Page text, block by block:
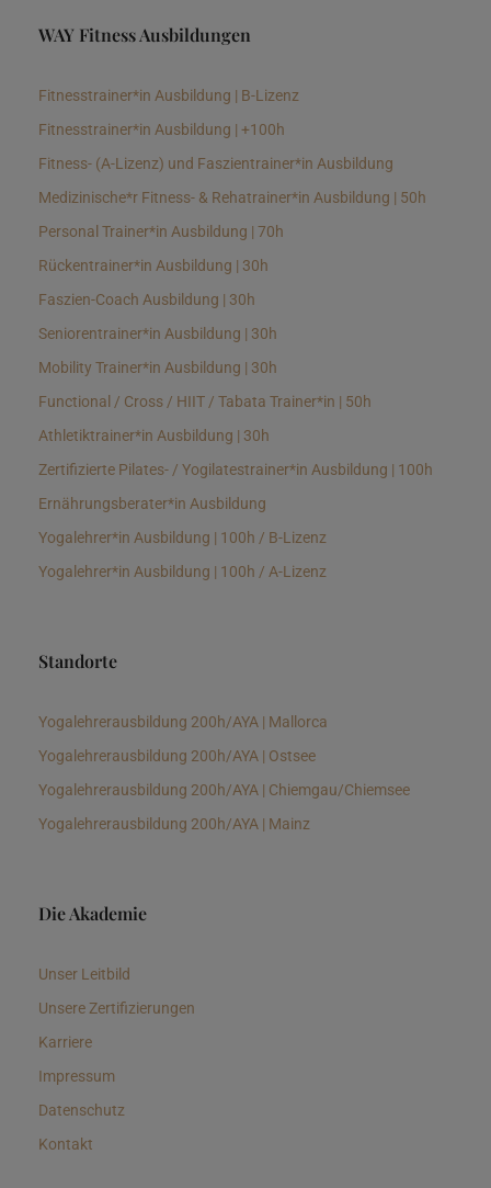
WAY Fitness Ausbildungen
Fitnesstrainer*in Ausbildung | B-Lizenz
Fitnesstrainer*in Ausbildung | +100h
Fitness- (A-Lizenz) und Faszientrainer*in Ausbildung
Medizinische*r Fitness- & Rehatrainer*in Ausbildung | 50h
Personal Trainer*in Ausbildung | 70h
Rückentrainer*in Ausbildung | 30h
Faszien-Coach Ausbildung | 30h
Seniorentrainer*in Ausbildung | 30h
Mobility Trainer*in Ausbildung | 30h
Functional / Cross / HIIT / Tabata Trainer*in | 50h
Athletiktrainer*in Ausbildung | 30h
Zertifizierte Pilates- / Yogilatestrainer*in Ausbildung | 100h
Ernährungsberater*in Ausbildung
Yogalehrer*in Ausbildung | 100h / B-Lizenz
Yogalehrer*in Ausbildung | 100h / A-Lizenz
Standorte
Yogalehrerausbildung 200h/AYA | Mallorca
Yogalehrerausbildung 200h/AYA | Ostsee
Yogalehrerausbildung 200h/AYA | Chiemgau/Chiemsee
Yogalehrerausbildung 200h/AYA | Mainz
Die Akademie
Unser Leitbild
Unsere Zertifizierungen
Karriere
Impressum
Datenschutz
Kontakt